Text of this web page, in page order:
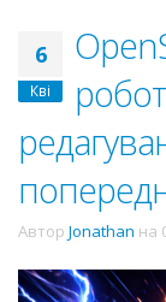
6
Кві
Автор Jonathan на